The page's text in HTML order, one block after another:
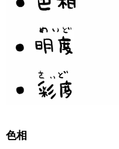
色相